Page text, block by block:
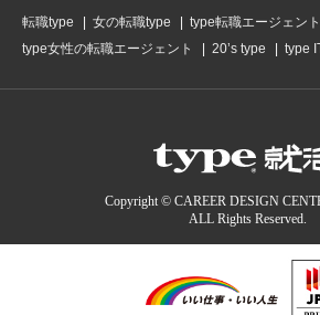
転職type 女の転職type
type転職エージェント
type女性の転職エージェント
20’s type type
Copyright © CAREER DESIGN
ALL Rights Reserved.